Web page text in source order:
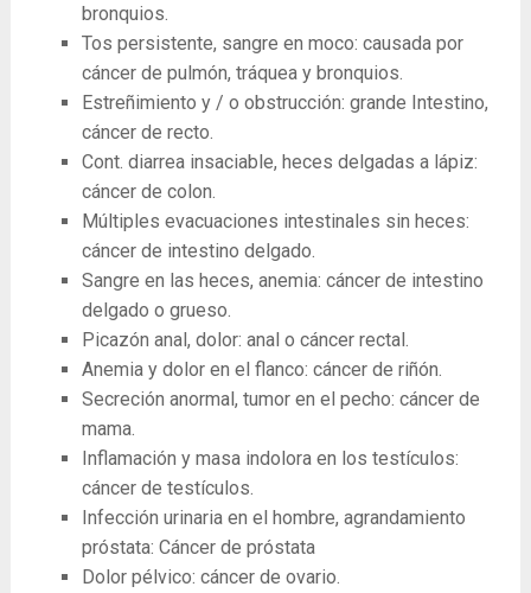
bronquios.
Tos persistente, sangre en moco: causada por
cáncer de pulmón, tráquea y bronquios.
Estreñimiento y / o obstrucción: grande Intestino,
cáncer de recto.
Cont. diarrea insaciable, heces delgadas a lápiz:
cáncer de colon.
Múltiples evacuaciones intestinales sin heces:
cáncer de intestino delgado.
Sangre en las heces, anemia: cáncer de intestino
delgado o grueso.
Picazón anal, dolor: anal o cáncer rectal.
Anemia y dolor en el flanco: cáncer de riñón.
Secreción anormal, tumor en el pecho: cáncer de
mama.
Inflamación y masa indolora en los testículos:
cáncer de testículos.
Infección urinaria en el hombre, agrandamiento
próstata: Cáncer de próstata
Dolor pélvico: cáncer de ovario.